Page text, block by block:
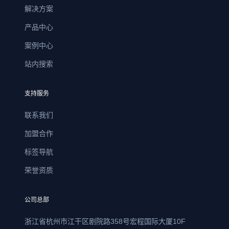
解决方案
产品中心
案例中心
站内搜索
支持服务
联系我们
加盟合作
标签导航
荣誉资质
公司总部
浙江省杭州市江干区剧院路358号宏程国际大厦10F